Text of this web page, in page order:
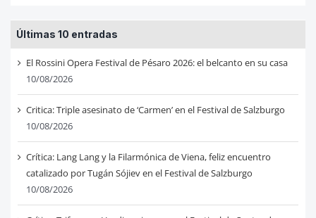
Últimas 10 entradas
El Rossini Opera Festival de Pésaro 2026: el belcanto en su casa
10/08/2026
Critica: Triple asesinato de ‘Carmen’ en el Festival de Salzburgo
10/08/2026
Crítica: Lang Lang y la Filarmónica de Viena, feliz encuentro
catalizado por Tugán Sójiev en el Festival de Salzburgo
10/08/2026